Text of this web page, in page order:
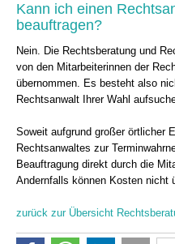
Kann ich einen
beauftragen?
Nein. Die Rechtsberatung und
von den Mitarbeiterinnen der
übernommen. Es besteht also
Rechtsanwalt Ihrer Wahl
Soweit aufgrund großer örtlicher
Rechtsanwaltes zur
Beauftragung direkt durch die
Andernfalls können Kosten nicht
zurück zur Übersicht